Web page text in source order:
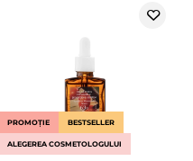
PROMOȚIE BESTSELLER
ALEGEREA COSMETOLOGULUI